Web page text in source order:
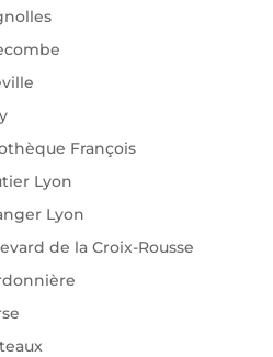
François
Lyon
Lyon
de la Croix-Rousse